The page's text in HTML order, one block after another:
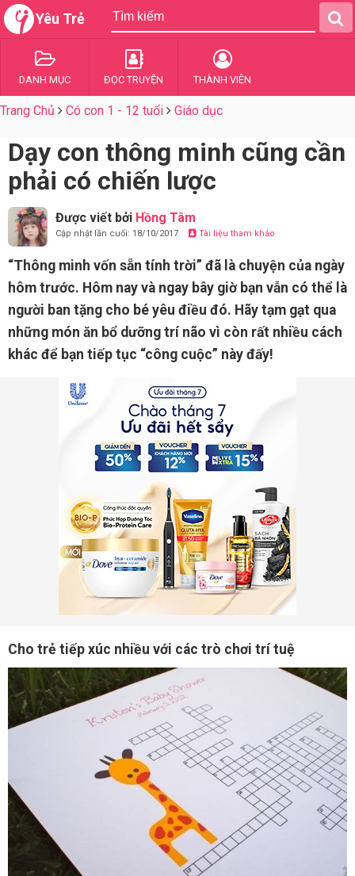
Yêu Trẻ
DANH MỤC ĐỌC TRUYỆN THÀNH VIÊN
Trang Chủ Có con 1 - 12 tuổi Giáo dục
Dạy con thông minh cũng cần
phải có chiến lược
Được viết bởi Hồng Tâm
Cập nhật lần cuối: 18/10/2017 Tài liệu tham khảo
“Thông minh vốn sẵn tính trời” đã là chuyện của ngày
hôm trước. Hôm nay và ngay bây giờ bạn vẫn có thể là
người ban tặng cho bé yêu điều đó. Hãy tạm gạt qua
những món ăn bổ dưỡng trí não vì còn rất nhiều cách
khác để bạn tiếp tục “công cuộc” này đấy!
Cho trẻ tiếp xúc nhiều với các trò chơi trí tuệ